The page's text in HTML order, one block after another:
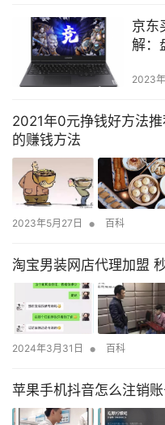
～高中开始就在兼职这条荆
少跤…
京东
解：
2023
2021年0元挣钱好方法
的赚钱方法
2023年5月27日 • 百科
淘宝男装网店代理加盟
2024年3月31日 • 百科
苹果手机抖音怎么注销